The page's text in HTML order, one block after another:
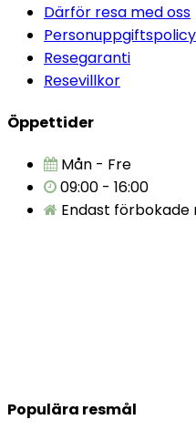
Därför resa med oss
Personuppgiftspolicy
Resegaranti
Resevillkor
Öppettider
Mån - Fre
09:00 - 16:00
Endast förbokade
Populära resmål